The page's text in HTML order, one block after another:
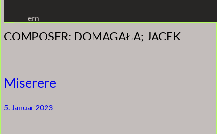
Inhalt
springen
em
COMPOSER: DOMAGAŁA; JACEK
Miserere
5. Januar 2023